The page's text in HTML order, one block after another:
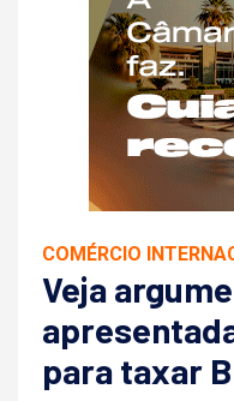
COMÉRCIO
Veja
para taxar